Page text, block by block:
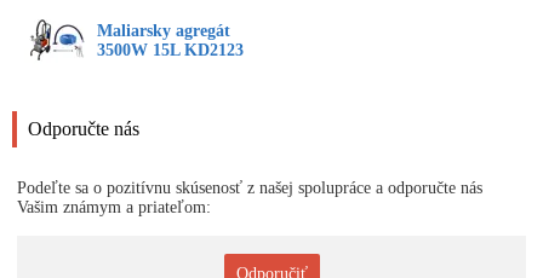
Maliarsky agregát
3500W 15L KD2123
Odporučte nás
Podeľte sa o pozitívnu skúsenosť z našej spolupráce a odporučte nás
Vašim známym a priateľom:
Odporučiť